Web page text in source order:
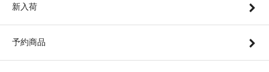
新入荷
予約商品